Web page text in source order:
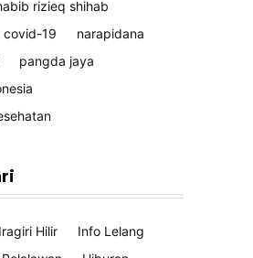
rizieq shihab
covid-19
narapidana
pangda jaya
Hilir
Info Lelang